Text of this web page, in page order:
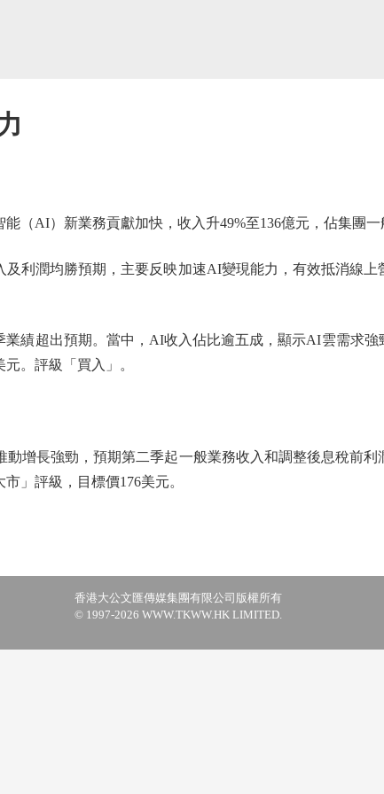
AI）新業務貢獻加快，收入升49%至136億元，佔集團一
潤均勝預期，主要反映加速AI變現能力，有效抵消線上
超出預期。當中，AI收入佔比逾五成，顯示AI雲需求強
。評級「買入」。
長強勁，預期第二季起一般業務收入和調整後息稅前利
」評級，目標價176美元。
香港大公文匯傳媒集團有限公司版權所有
© 1997-2026 WWW.TKWW.HK LIMITED.